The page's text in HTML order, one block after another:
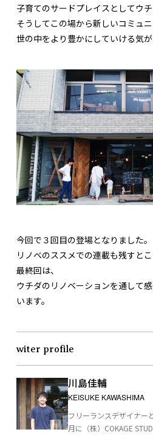
子育てのサードプレイスとしてウチ
そうしてこの場から新しいコミュ
世の中をより豊かにしていける気が
今回で３回目の登場となりました。
リノベのススメでの連載も残すと
最終回は、
ウチダのリノベーションを通して
います。
witer profile
川島佳輔
KEISUKE KAWASHIMA
フリーランスデザイナー
月に（株）COKAGE